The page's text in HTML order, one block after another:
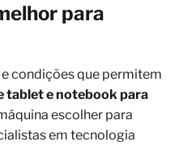
para
condições que permitem
tablet e notebook para
escolher para
em tecnologia